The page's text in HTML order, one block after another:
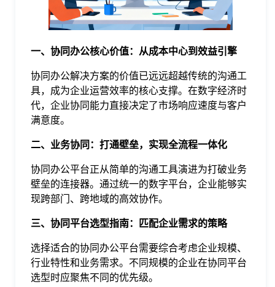
一、协同办公核心价值：从成本中心到效益引擎
协同办公解决方案的价值已远远超越传统的沟通工
具，成为企业运营效率的核心支撑。在数字经济时
代，企业协同能力直接决定了市场响应速度与客户
满意度。
二、业务协同：打通壁垒，实现全流程一体化
协同办公平台正从简单的沟通工具演进为打破业务
壁垒的连接器。通过统一的数字平台，企业能够实
现跨部门、跨地域的高效协作。
三、协同平台选型指南：匹配企业需求的策略
选择适合的协同办公平台需要综合考虑企业规模、
行业特性和业务需求。不同规模的企业在协同平台
选型时应聚焦不同的优先级。